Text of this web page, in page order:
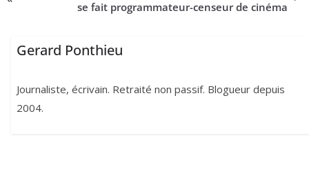
se fait programmateur-censeur de cinéma
Gerard Ponthieu
Journaliste, écrivain. Retraité non passif. Blogueur depuis
2004.